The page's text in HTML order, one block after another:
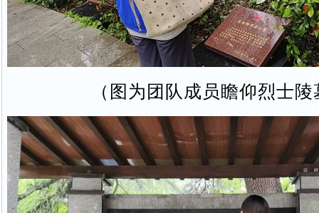
（图为团队成员瞻仰烈士陵